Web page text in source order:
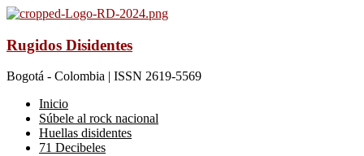
Rugidos Disidentes
Bogotá - Colombia | ISSN 2619-5569
Inicio
Súbele al rock nacional
Huellas disidentes
71 Decibeles